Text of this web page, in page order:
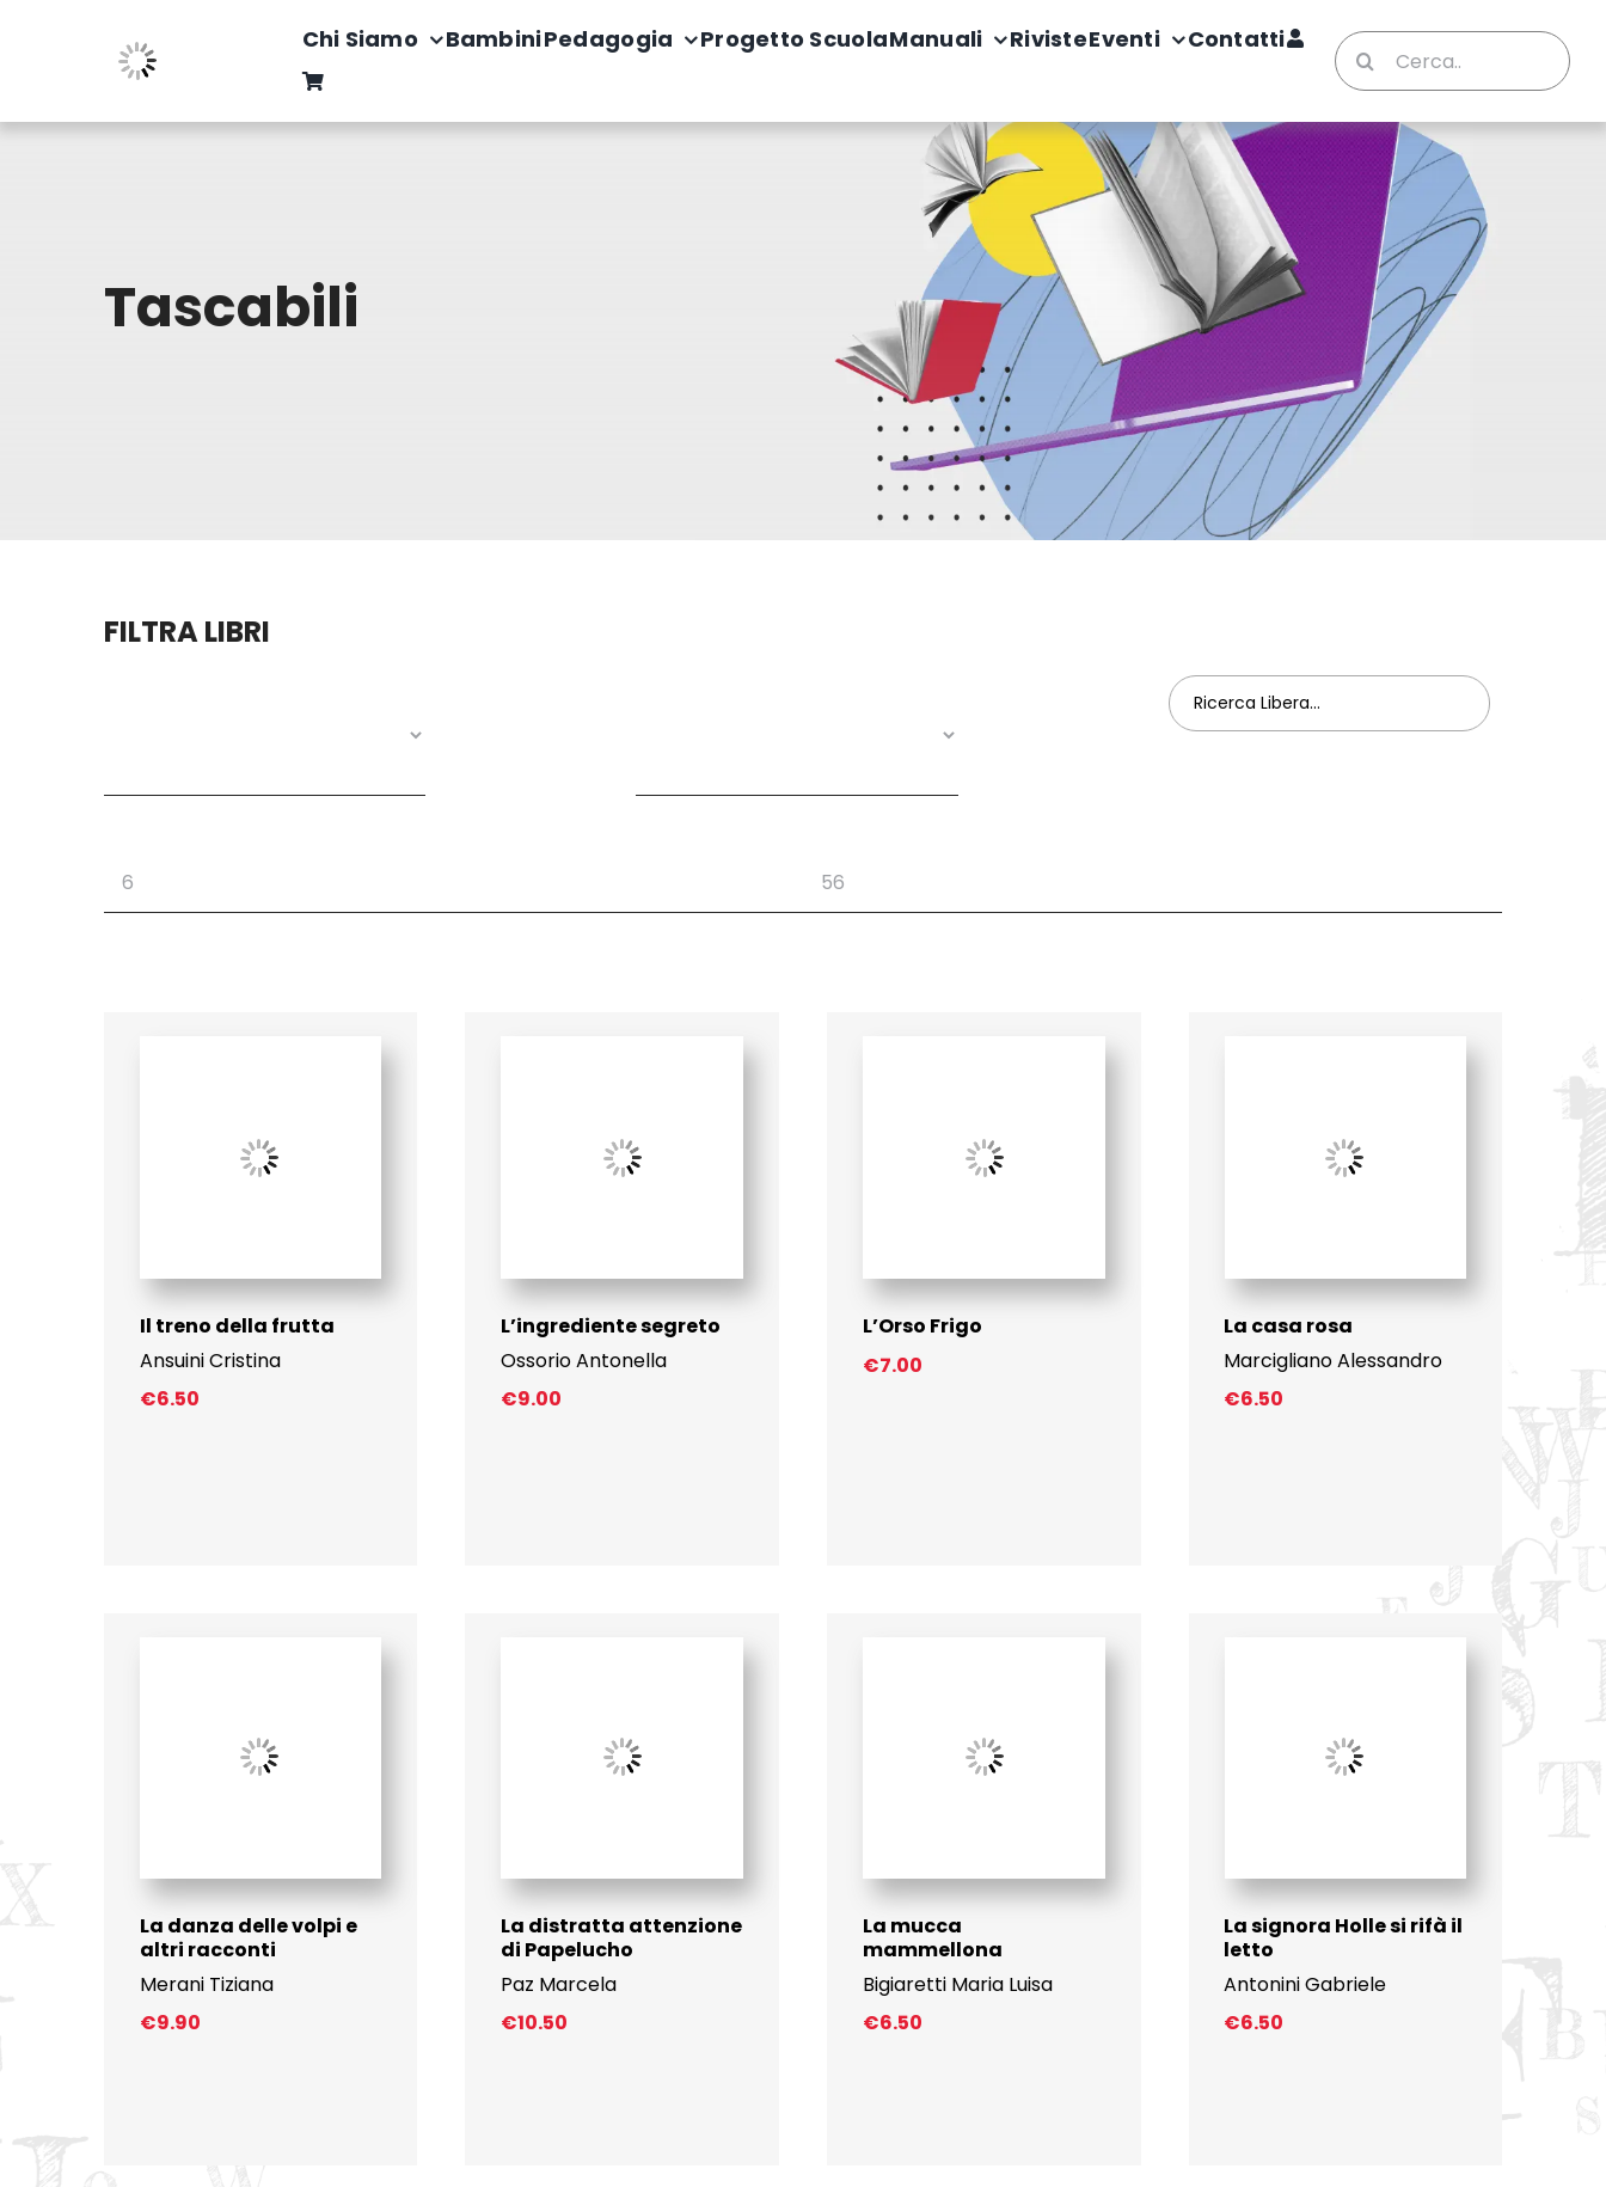
Chi Siamo BambiniPedagogia Progetto ScuolaManuali RivisteEventi Contatti
Cerca
per:
Tascabili
FILTRA LIBRI
Il treno della frutta
Ansuini Cristina
€6.50
L’ingrediente segreto
Ossorio Antonella
€9.00
L’Orso Frigo
€7.00
La casa rosa
Marcigliano Alessandro
€6.50
La danza delle volpi e
altri racconti
Merani Tiziana
€9.90
La distratta attenzione
di Papelucho
Paz Marcela
€10.50
La mucca
mammellona
Bigiaretti Maria Luisa
€6.50
La signora Holle si rifà il
letto
Antonini Gabriele
€6.50